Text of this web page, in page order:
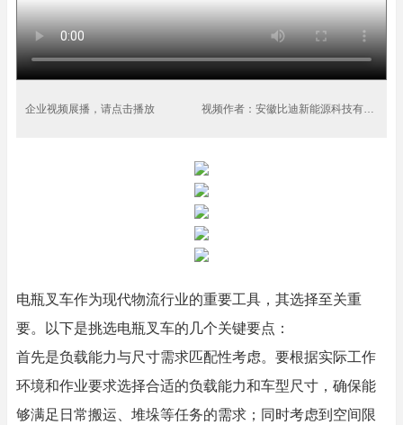
企业视频展播，请点击播放 视频作者：安徽比迪新能源科技有限公司
电瓶叉车作为现代物流行业的重要工具，其选择至关重
要。以下是挑选电瓶叉车的几个关键要点：
首先是负载能力与尺寸需求匹配性考虑。要根据实际工作
环境和作业要求选择合适的负载能力和车型尺寸，确保能
够满足日常搬运、堆垛等任务的需求；同时考虑到空间限